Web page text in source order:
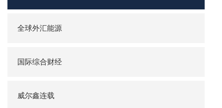
全球外汇能源
国际综合财经
威尔鑫连载